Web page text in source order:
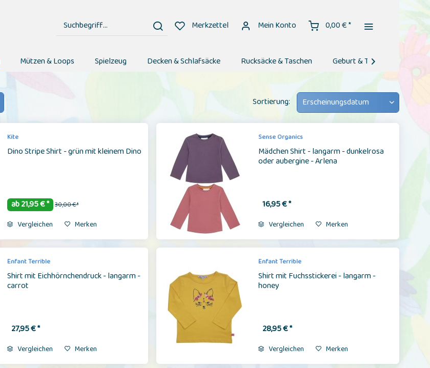
Merkzettel Mein Konto 0,00 € *
Mützen & Loops Spielzeug Decken & Schlafsäcke Rucksäcke & Taschen Geburt & Taufe

Sortierung:
Kite
Dino Stripe Shirt - grün mit kleinem Dino
ab 21,95 € * 30,00 € *
Vergleichen Merken
Sense Organics
Mädchen Shirt - langarm - dunkelrosa
oder aubergine - Arlena
16,95 € *
Vergleichen Merken
Enfant Terrible
Shirt mit Eichhörnchendruck - langarm -
carrot
27,95 € *
Vergleichen Merken
Enfant Terrible
Shirt mit Fuchsstickerei - langarm -
honey
28,95 € *
Vergleichen Merken